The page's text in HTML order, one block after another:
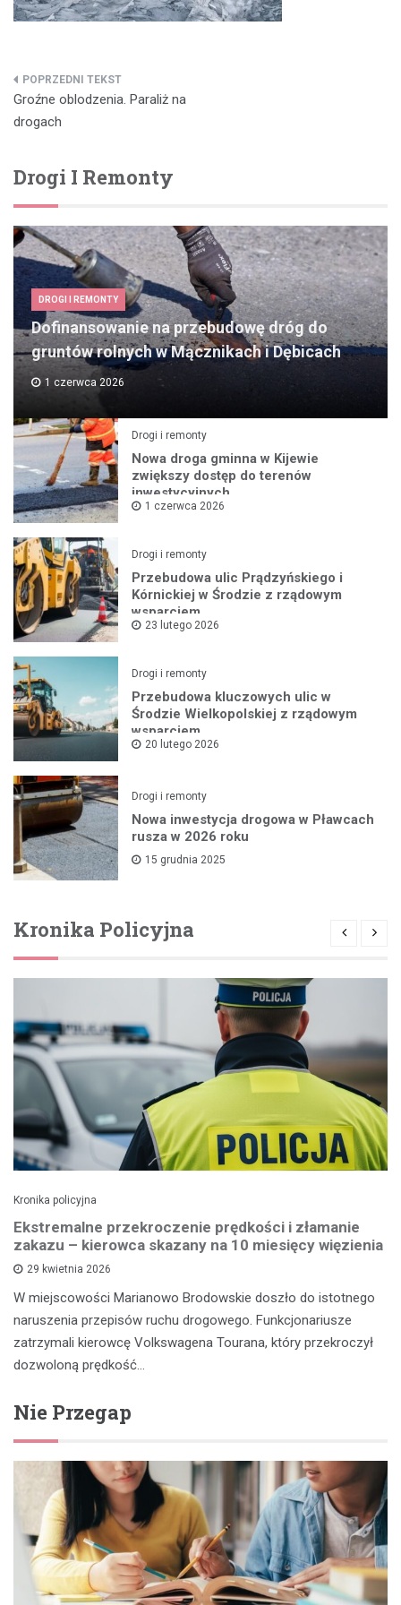
Nawigacja
wpisu
Groźne oblodzenia. Paraliż na
drogach
Drogi I Remonty
DROGI I REMONTY
Dofinansowanie na przebudowę dróg do
gruntów rolnych w Mącznikach i Dębicach
1 czerwca 2026
Drogi i remonty
Nowa droga gminna w Kijewie
zwiększy dostęp do terenów
inwestycyjnych
1 czerwca 2026
Drogi i remonty
Przebudowa ulic Prądzyńskiego i
Kórnickiej w Środzie z rządowym
wsparciem
23 lutego 2026
Drogi i remonty
Przebudowa kluczowych ulic w
Środzie Wielkopolskiej z rządowym
wsparciem
20 lutego 2026
Drogi i remonty
Nowa inwestycja drogowa w Pławcach
rusza w 2026 roku
15 grudnia 2025
Kronika Policyjna
Kronika policyjna
Ekstremalne przekroczenie prędkości i złamanie
zakazu – kierowca skazany na 10 miesięcy więzienia
29 kwietnia 2026
W miejscowości Marianowo Brodowskie doszło do istotnego
naruszenia przepisów ruchu drogowego. Funkcjonariusze
zatrzymali kierowcę Volkswagena Tourana, który przekroczył
dozwoloną prędkość…
Nie Przegap